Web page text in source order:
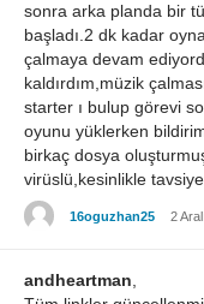
sonra arka planda bir
başladı.2 dk kadar
çalmaya devam
kaldırdım,müzik
starter ı bulup görevi
oyunu yüklerken
birkaç dosya
virüslü,kesinlikle
16oguzhan25 2
andheartman